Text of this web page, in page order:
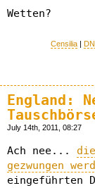
Wetten?
Censilia
England:
July 14th, 2011, 08:27
Ach nee...
gezwungen
eingeführten